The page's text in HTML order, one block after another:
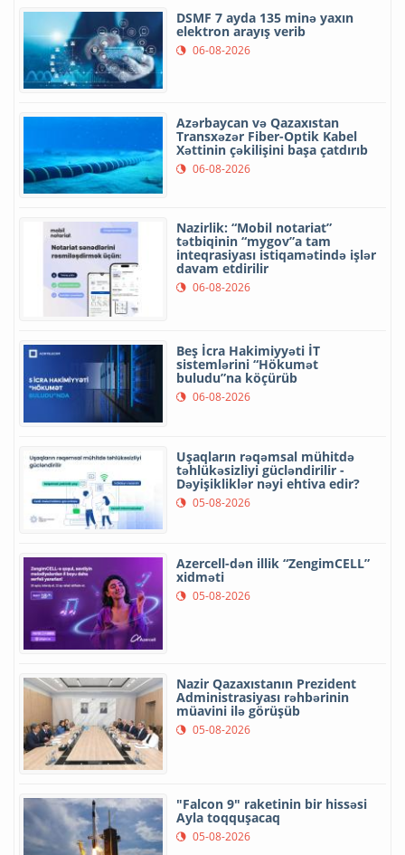
DSMF 7 ayda 135 minə yaxın
elektron arayış verib
06-08-2026
Azərbaycan və Qazaxıstan
Transxəzər Fiber-Optik Kabel
Xəttinin çəkilişini başa çatdırıb
06-08-2026
Nazirlik: “Mobil notariat”
tətbiqinin “mygov”a tam
inteqrasiyası istiqamətində işlər
davam etdirilir
06-08-2026
Beş İcra Hakimiyyəti İT
sistemlərini “Hökumət
buludu”na köçürüb
06-08-2026
Uşaqların rəqəmsal mühitdə
təhlükəsizliyi gücləndirilir -
Dəyişikliklər nəyi ehtiva edir?
05-08-2026
Azercell-dən illik “ZengimCELL”
xidməti
05-08-2026
Nazir Qazaxıstanın Prezident
Administrasiyası rəhbərinin
müavini ilə görüşüb
05-08-2026
"Falcon 9" raketinin bir hissəsi
Ayla toqquşacaq
05-08-2026